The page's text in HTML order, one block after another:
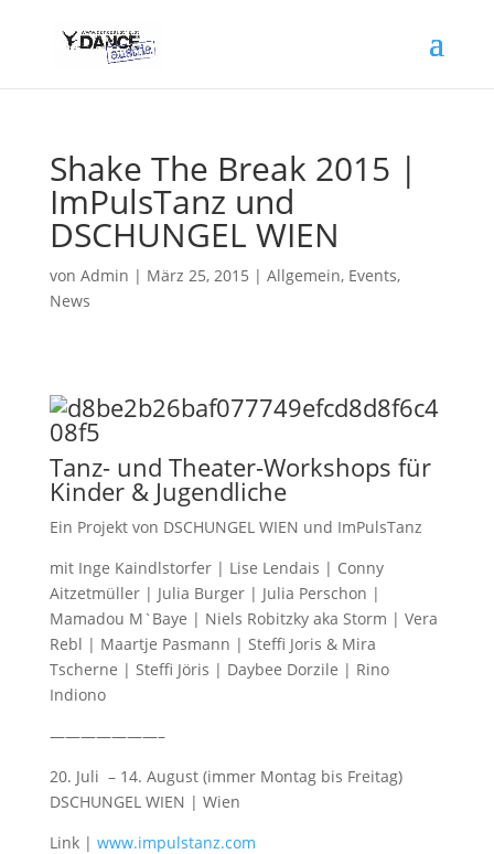
Shake The Break 2015 |
ImPulsTanz und
DSCHUNGEL WIEN
von Admin | März 25, 2015 | Allgemein, Events,
News
Tanz- und Theater-Workshops für
Kinder & Jugendliche
Ein Projekt von DSCHUNGEL WIEN und ImPulsTanz
mit Inge Kaindlstorfer | Lise Lendais | Conny
Aitzetmüller | Julia Burger | Julia Perschon |
Mamadou M`Baye | Niels Robitzky aka Storm | Vera
Rebl | Maartje Pasmann | Steffi Joris & Mira
Tscherne | Steffi Jöris | Daybee Dorzile | Rino
Indiono
———————–
20. Juli – 14. August (immer Montag bis Freitag)
DSCHUNGEL WIEN | Wien
Link | www.impulstanz.com